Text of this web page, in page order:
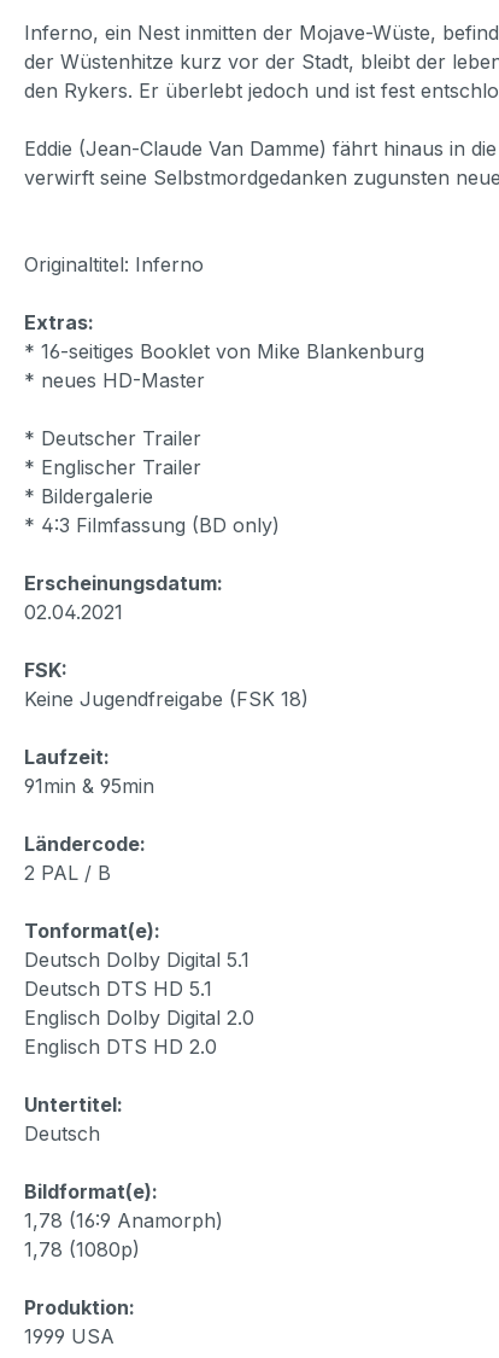
Inferno, ein Nest inmitten der Mojave-Wüste,
der Wüstenhitze kurz vor der Stadt, bleibt der
den Rykers. Er überlebt jedoch und ist fest
Eddie (Jean-Claude Van Damme) fährt hinaus in
verwirft seine Selbstmordgedanken zugunsten
Originaltitel: Inferno
Extras:
* 16-seitiges Booklet von Mike Blankenburg
* neues HD-Master
* Deutscher Trailer
* Englischer Trailer
* Bildergalerie
* 4:3 Filmfassung (BD only)
Erscheinungsdatum:
02.04.2021
FSK:
Keine Jugendfreigabe (FSK 18)
Laufzeit:
91min & 95min
Ländercode:
2 PAL / B
Tonformat(e):
Deutsch Dolby Digital 5.1
Deutsch DTS HD 5.1
Englisch Dolby Digital 2.0
Englisch DTS HD 2.0
Untertitel:
Deutsch
Bildformat(e):
1,78 (16:9 Anamorph)
1,78 (1080p)
Produktion:
1999 USA